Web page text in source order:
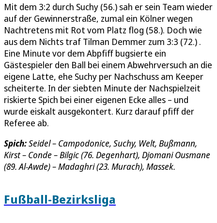
Mit dem 3:2 durch Suchy (56.) sah er sein Team wieder
auf der Gewinnerstraße, zumal ein Kölner wegen
Nachtretens mit Rot vom Platz flog (58.). Doch wie
aus dem Nichts traf Tilman Demmer zum 3:3 (72.) .
Eine Minute vor dem Abpfiff bugsierte ein
Gästespieler den Ball bei einem Abwehrversuch an die
eigene Latte, ehe Suchy per Nachschuss am Keeper
scheiterte. In der siebten Minute der Nachspielzeit
riskierte Spich bei einer eigenen Ecke alles – und
wurde eiskalt ausgekontert. Kurz darauf pfiff der
Referee ab.
Spich:Seidel – Campodonice, Suchy, Welt, Bußmann,
Kirst – Conde – Bilgic (76. Degenhart), Djomani Ousmane
(89. Al-Awde) – Madaghri (23. Murach), Massek.
Fußball-Bezirksliga